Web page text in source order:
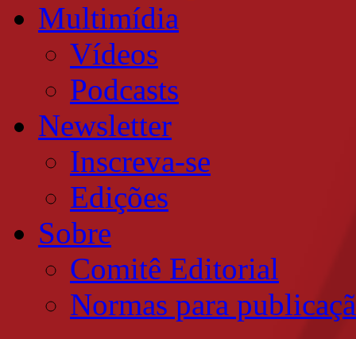
Multimídia
Vídeos
Podcasts
Newsletter
Inscreva-se
Edições
Sobre
Comitê Editorial
Normas para